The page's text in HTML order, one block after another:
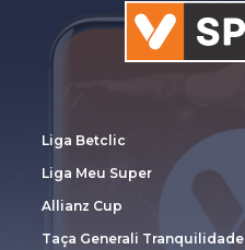
Liga Betclic
Liga Meu Super
Allianz Cup
Taça Generali Tranquilidade